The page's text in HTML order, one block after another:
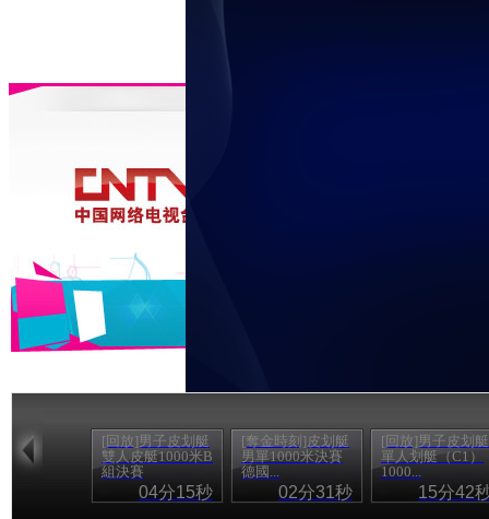
[回放]男子皮划艇
雙人皮艇1000米B
組決賽
04分15秒
[奪金時刻]皮划艇
男單1000米決賽
德國...
02分31秒
[回放]男子皮划艇
單人划艇（C1）
1000...
15分42